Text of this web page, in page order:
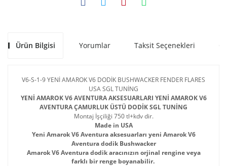
Ürün Bilgisi Yorumlar Taksit Seçenekleri
V6-S-1-9 YENİ AMAROK V6 DODİK BUSHWACKER FENDER FLARES
USA SGL TUNİNG
YENİ AMAROK V6 AVENTURA AKSESUARLARI YENİ AMAROK V6
AVENTURA ÇAMURLUK ÜSTÜ DODİK SGL TUNİNG
Montaj İşçiliği 750 tl+kdv dir.
Made in USA
Yeni Amarok V6 Aventura aksesuarları yeni Amarok V6
Aventura dodik Bushwacker
Amarok V6 Aventura dodik aracınızın orjinal rengine veya
farklı bir renge boyanabilir.